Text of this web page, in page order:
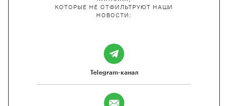
КОТОРЫЕ НЕ ОТФИЛЬТРУЮТ НАШИ
НОВОСТИ:
Telegram-канал